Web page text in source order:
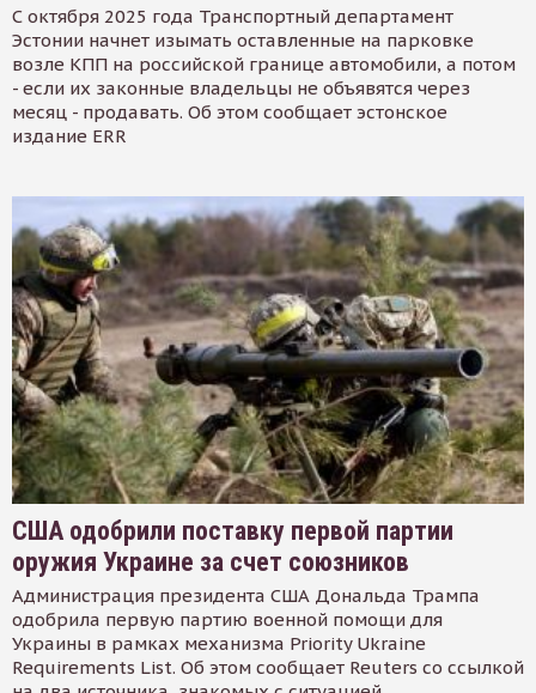
С октября 2025 года Транспортный департамент
Эстонии начнет изымать оставленные на парковке
возле КПП на российской границе автомобили, а потом
- если их законные владельцы не объявятся через
месяц - продавать. Об этом сообщает эстонское
издание ERR
США одобрили поставку первой партии
оружия Украине за счет союзников
Администрация президента США Дональда Трампа
одобрила первую партию военной помощи для
Украины в рамках механизма Priority Ukraine
Requirements List. Об этом сообщает Reuters со ссылкой